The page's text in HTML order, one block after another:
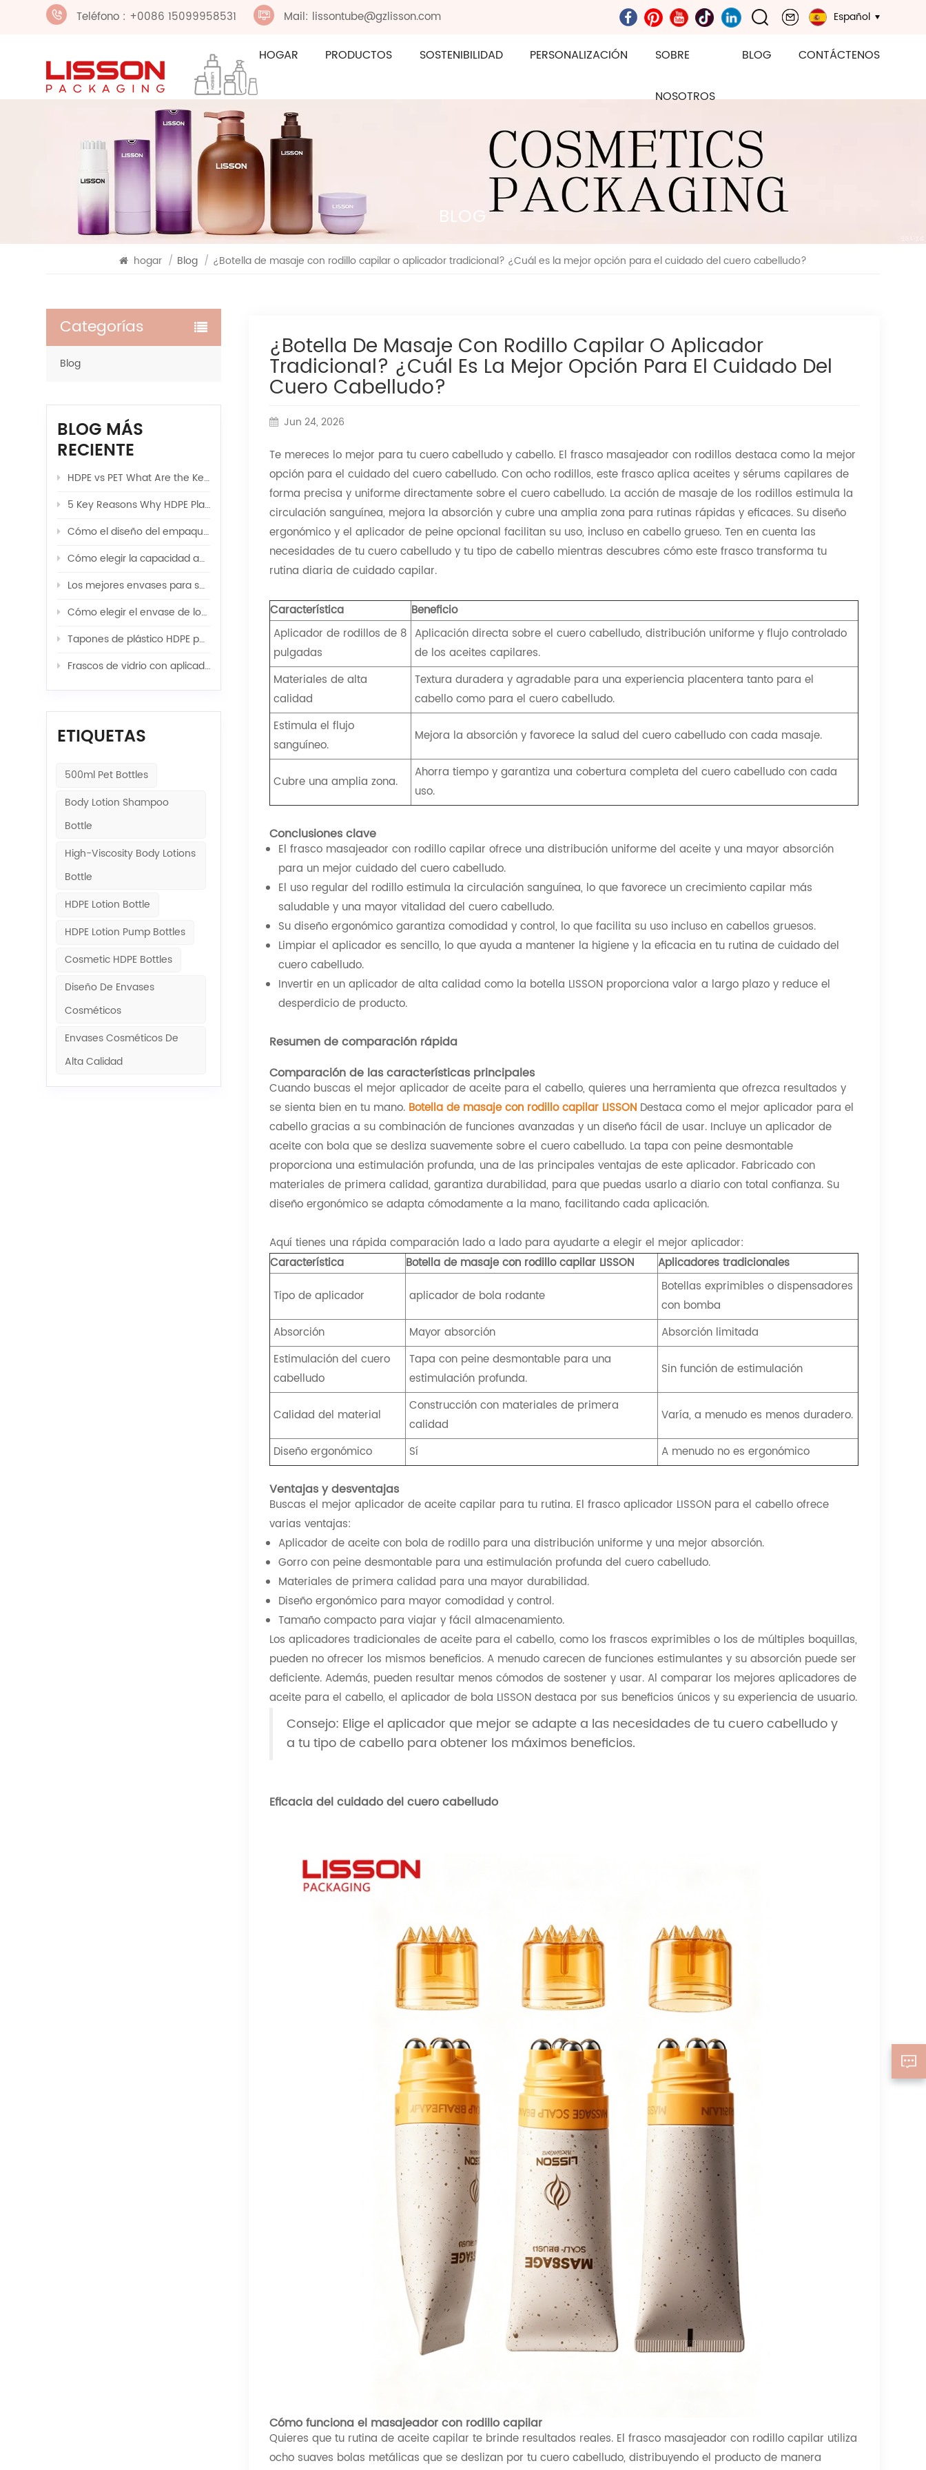
Teléfono : +0086 15099958531 Mail: lissontube@gzlisson.com Español
HOGAR PRODUCTOS SOSTENIBILIDAD PERSONALIZACIÓN SOBRE
NOSOTROS
BLOG CONTÁCTENOS
BLOG
hogar / Blog / ¿Botella de masaje con rodillo capilar o aplicador tradicional? ¿Cuál es la mejor opción para el cuidado del cuero cabelludo?
¿Botella De Masaje Con Rodillo Capilar O Aplicador
Tradicional? ¿Cuál Es La Mejor Opción Para El Cuidado Del
Cuero Cabelludo?
Jun 24, 2026
Te mereces lo mejor para tu cuero cabelludo y cabello. El frasco masajeador con rodillos destaca como la mejor
opción para el cuidado del cuero cabelludo. Con ocho rodillos, este frasco aplica aceites y sérums capilares de
forma precisa y uniforme directamente sobre el cuero cabelludo. La acción de masaje de los rodillos estimula la
circulación sanguínea, mejora la absorción y cubre una amplia zona para rutinas rápidas y eficaces. Su diseño
ergonómico y el aplicador de peine opcional facilitan su uso, incluso en cabello grueso. Ten en cuenta las
necesidades de tu cuero cabelludo y tu tipo de cabello mientras descubres cómo este frasco transforma tu
rutina diaria de cuidado capilar.
Característica
Beneficio
Aplicador de rodillos de 8
pulgadas
Aplicación directa sobre el cuero cabelludo, distribución uniforme y flujo controlado
de los aceites capilares.
Materiales de alta
calidad
Textura duradera y agradable para una experiencia placentera tanto para el
cabello como para el cuero cabelludo.
Estimula el flujo
sanguíneo.
Mejora la absorción y favorece la salud del cuero cabelludo con cada masaje.
Cubre una amplia zona.
Ahorra tiempo y garantiza una cobertura completa del cuero cabelludo con cada
uso.
Conclusiones clave
El frasco masajeador con rodillo capilar ofrece una distribución uniforme del aceite y una mayor absorción
para un mejor cuidado del cuero cabelludo.
El uso regular del rodillo estimula la circulación sanguínea, lo que favorece un crecimiento capilar más
saludable y una mayor vitalidad del cuero cabelludo.
Su diseño ergonómico garantiza comodidad y control, lo que facilita su uso incluso en cabellos gruesos.
Limpiar el aplicador es sencillo, lo que ayuda a mantener la higiene y la eficacia en tu rutina de cuidado del
cuero cabelludo.
Invertir en un aplicador de alta calidad como la botella LISSON proporciona valor a largo plazo y reduce el
desperdicio de producto.
Resumen de comparación rápida
Comparación de las características principales
Cuando buscas el mejor aplicador de aceite para el cabello, quieres una herramienta que ofrezca resultados y
se sienta bien en tu mano. Botella de masaje con rodillo capilar LISSON Destaca como el mejor aplicador para el
cabello gracias a su combinación de funciones avanzadas y un diseño fácil de usar. Incluye un aplicador de
aceite con bola que se desliza suavemente sobre el cuero cabelludo. La tapa con peine desmontable
proporciona una estimulación profunda, una de las principales ventajas de este aplicador. Fabricado con
materiales de primera calidad, garantiza durabilidad, para que puedas usarlo a diario con total confianza. Su
diseño ergonómico se adapta cómodamente a la mano, facilitando cada aplicación.
Aquí tienes una rápida comparación lado a lado para ayudarte a elegir el mejor aplicador:
Característica
Botella de masaje con rodillo capilar LISSON
Aplicadores tradicionales
Tipo de aplicador
aplicador de bola rodante
Botellas exprimibles o dispensadores
con bomba
Absorción
Mayor absorción
Absorción limitada
Estimulación del cuero
cabelludo
Tapa con peine desmontable para una
estimulación profunda.
Sin función de estimulación
Calidad del material
Construcción con materiales de primera
calidad
Varía, a menudo es menos duradero.
Diseño ergonómico Sí A menudo no es ergonómico
Ventajas y desventajas
Buscas el mejor aplicador de aceite capilar para tu rutina. El frasco aplicador LISSON para el cabello ofrece
varias ventajas:
Aplicador de aceite con bola de rodillo para una distribución uniforme y una mejor absorción.
Gorro con peine desmontable para una estimulación profunda del cuero cabelludo.
Materiales de primera calidad para una mayor durabilidad.
Diseño ergonómico para mayor comodidad y control.
Tamaño compacto para viajar y fácil almacenamiento.
Los aplicadores tradicionales de aceite para el cabello, como los frascos exprimibles o los de múltiples boquillas,
pueden no ofrecer los mismos beneficios. A menudo carecen de funciones estimulantes y su absorción puede ser
deficiente. Además, pueden resultar menos cómodos de sostener y usar. Al comparar los mejores aplicadores de
aceite para el cabello, el aplicador de bola LISSON destaca por sus beneficios únicos y su experiencia de usuario.
Consejo: Elige el aplicador que mejor se adapte a las necesidades de tu cuero cabelludo y
a tu tipo de cabello para obtener los máximos beneficios.
Eficacia del cuidado del cuero cabelludo
Cómo funciona el masajeador con rodillo capilar
Quieres que tu rutina de aceite capilar te brinde resultados reales. El frasco masajeador con rodillo capilar utiliza
ocho suaves bolas metálicas que se deslizan por tu cuero cabelludo, distribuyendo el producto de manera
Categorías
Blog
BLOG MÁS
RECIENTE
HDPE vs PET What Are the Key Differences in Body Lotion Shampoo Bottle Packaging
5 Key Reasons Why HDPE Plastic Is the Top Choice for Cosmetics
Cómo el diseño del empaque de cosméticos influye en la percepción del producto y el posicionamiento de la marca premium.
Cómo elegir la capacidad adecuada del envase cosmético para diferentes productos de cuidado de la piel.
Los mejores envases para sueros y lociones con frascos de vidrio
Cómo elegir el envase de loción de masaje adecuado para su marca.
Tapones de plástico HDPE para frascos de lociones y cremas: encuentra el perfecto para ti.
Frascos de vidrio con aplicador de rodillo o de plástico para su línea de sérums premium.
ETIQUETAS
500ml Pet Bottles
Body Lotion Shampoo
Bottle
High-Viscosity Body Lotions
Bottle
HDPE Lotion Bottle
HDPE Lotion Pump Bottles
Cosmetic HDPE Bottles
Diseño De Envases
Cosméticos
Envases Cosméticos De
Alta Calidad